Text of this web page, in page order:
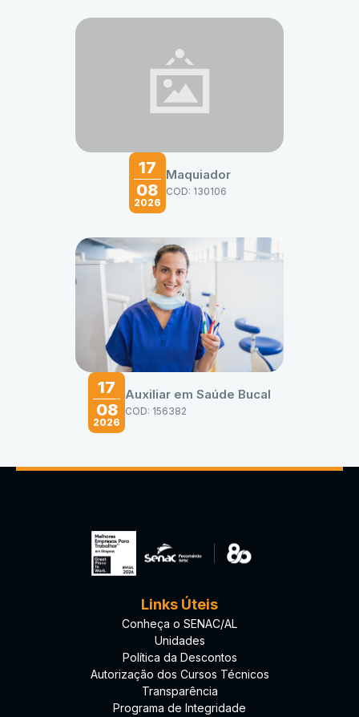
17
08
2026
Maquiador
COD: 130106
17
08
2026
Auxiliar em Saúde Bucal
COD: 156382
Links Úteis
Conheça o SENAC/AL
Unidades
Política da Descontos
Autorização dos Cursos Técnicos
Transparência
Programa de Integridade